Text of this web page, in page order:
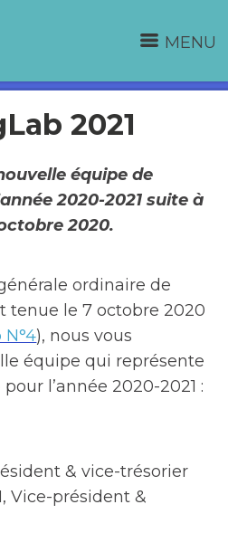
MENU
2021
équipe de
2020-2021 suite à
2020.
ordinaire de
tenue le 7 octobre 2020
N°4), nous vous
équipe qui représente
pour l’année 2020-2021 :
& vice-trésorier
Vice-président &